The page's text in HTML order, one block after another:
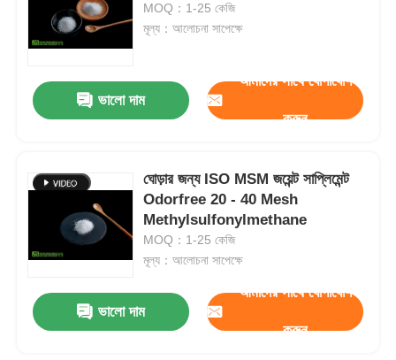
MOQ：1-25 কেজি
মূল্য：আলোচনা সাপেক্ষে
ভালো দাম
আমাদের সাথে যোগাযোগ
করুন
ঘোড়ার জন্য ISO MSM জয়েন্ট সাপ্লিমেন্ট
Odorfree 20 - 40 Mesh
Methylsulfonylmethane
MOQ：1-25 কেজি
মূল্য：আলোচনা সাপেক্ষে
ভালো দাম
আমাদের সাথে যোগাযোগ
করুন